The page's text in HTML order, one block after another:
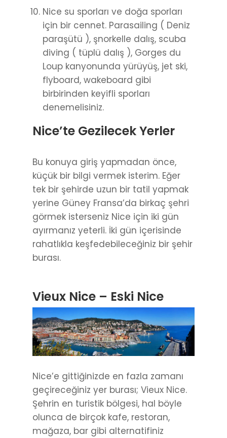
Nice su sporları ve doğa sporları
için bir cennet. Parasailing ( Deniz
paraşütü ), şnorkelle dalış, scuba
diving ( tüplü dalış ), Gorges du
Loup kanyonunda yürüyüş, jet ski,
flyboard, wakeboard gibi
birbirinden keyifli sporları
denemelisiniz.
Nice’te Gezilecek Yerler
Bu konuya giriş yapmadan önce,
küçük bir bilgi vermek isterim. Eğer
tek bir şehirde uzun bir tatil yapmak
yerine Güney Fransa’da birkaç şehri
görmek isterseniz Nice için iki gün
ayırmanız yeterli. İki gün içerisinde
rahatlıkla keşfedebileceğiniz bir şehir
burası.
Vieux Nice – Eski Nice
Nice’e gittiğinizde en fazla zamanı
geçireceğiniz yer burası; Vieux Nice.
Şehrin en turistik bölgesi, hal böyle
olunca de birçok kafe, restoran,
mağaza, bar gibi alternatifiniz